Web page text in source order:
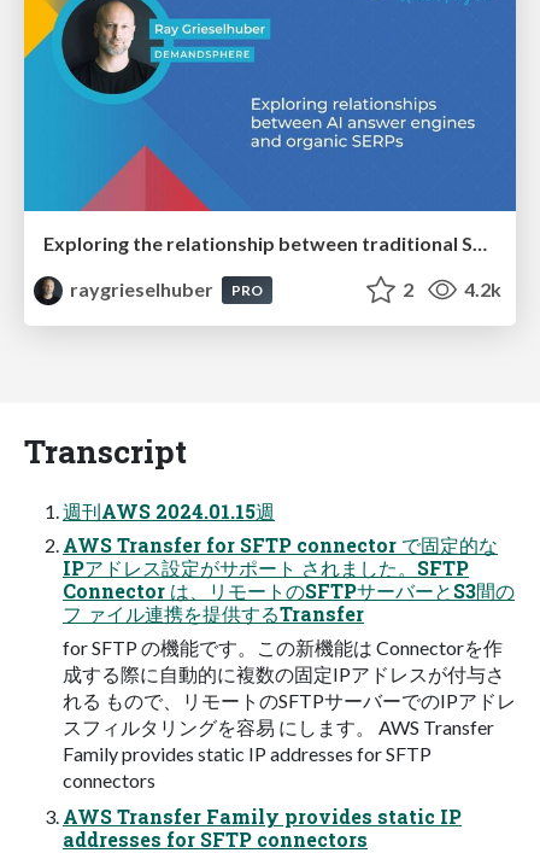
raygrieselhuber
PRO 2 4.2k
Transcript
週刊AWS 2024.01.15週
AWS Transfer for SFTP connector で固定的な
IPアドレス設定がサポート されました。SFTP
Connector は、リモートのSFTPサーバーとS3間の
フ ァイル連携を提供するTransfer
for SFTP の機能です。この新機能は Connectorを作
成する際に自動的に複数の固定IPアドレスが付与さ
れる もので、リモートのSFTPサーバーでのIPアドレ
スフィルタリングを容易 にします。 AWS Transfer
Family provides static IP addresses for SFTP
connectors
AWS Transfer Family provides static IP
addresses for SFTP connectors